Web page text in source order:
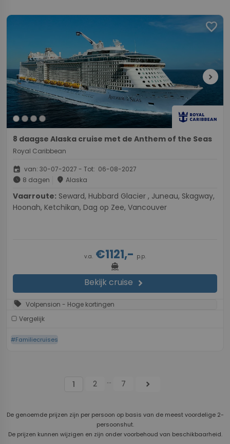
favorite
chevron_right
8 daagse Alaska cruise met de Anthem of the Seas
Royal Caribbean
event van: 30-07-2027 - Tot: 06-08-2027
schedule 8 dagen place Alaska
Vaarroute:
Hoonah, Ketchikan, Dag op Zee, Vancouver
v.a. €1121,- p.p.
directions_boat
Bekijk cruise chevron_right
sell Volpension - Hoge kortingen
Vergelijk
#Familiecruises
1 2 ... 7 chevron_right
De genoemde prijzen zijn per persoon op basis van de meest voordelige 2-
persoonshut.
De prijzen kunnen wijzigen en zijn onder voorbehoud van beschikbaarheid.